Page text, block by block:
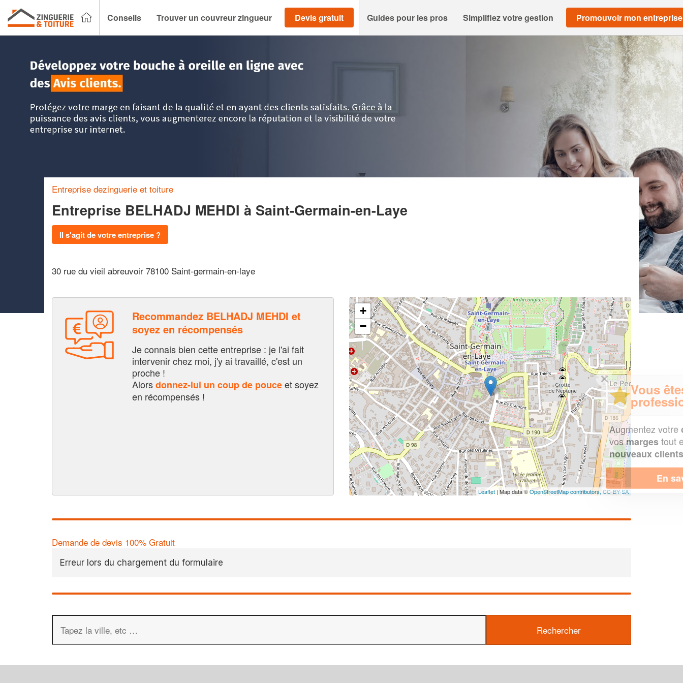
Conseils Trouver un couvreur zingueur Devis gratuit Guides pour les pros Simplifiez votre gestion Promouvoir mon entreprise
Entreprise dezinguerie et toiture
Entreprise BELHADJ MEHDI à Saint-Germain-en-Laye
Il s'agit de votre entreprise ?
30 rue du vieil abreuvoir 78100 Saint-germain-en-laye
Recommandez BELHADJ MEHDI et
soyez en récompensés
Je connais bien cette entreprise : je l'ai fait
intervenir chez moi, j'y ai travaillé, c'est un
proche !
Alorsdonnez-lui un coup de pouceet soyez
en récompensés !
+
−
Leaflet | Map data ©OpenStreetMap contributors, CC-BY-SA
Demande de devis 100% Gratuit
Erreur lors du chargement du formulaire
✕
Vous êtes un
professionnel ?
Augmentez votrechiffre d'affaireset
vosmargestout en gagnant de
nouveaux clients !
En savoir plus